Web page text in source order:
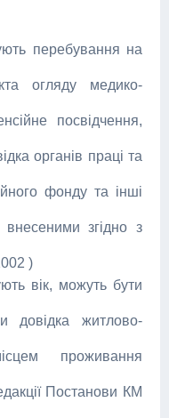
перебування на
огляду медико-
посвідчення,
органів праці та
фонду та інші
згідно з
)
вік, можуть бути
довідка житлово-
проживання
Постанови КМ